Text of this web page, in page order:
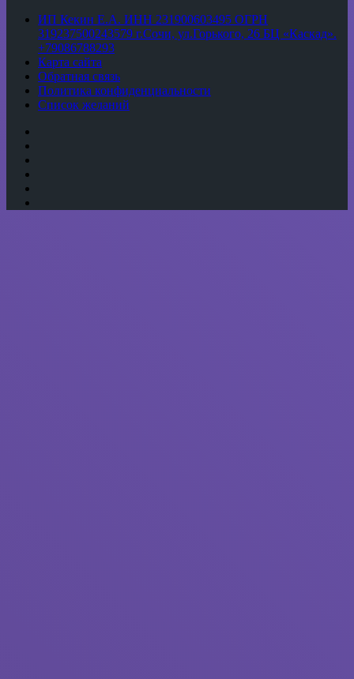
ИП Кекин Е.А. ИНН 231900603495 ОГРН
319237500243579 г.Сочи, ул.Горького, 26 БЦ «Каскад».
+79086788293
Карта сайта
Обратная связь
Политика конфиденциальности
Список желаний